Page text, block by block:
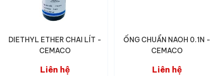
DIETHYL ETHER CHAI LÍT -
CEMACO
Liên hệ
ỐNG CHUẨN NAOH 0.1N -
CEMACO
Liên hệ